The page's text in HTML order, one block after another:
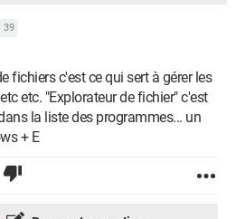
39
fichiers c'est ce qui sert à gérer les
etc. "Explorateur de fichier" c'est
la liste des programmes... un
+ E